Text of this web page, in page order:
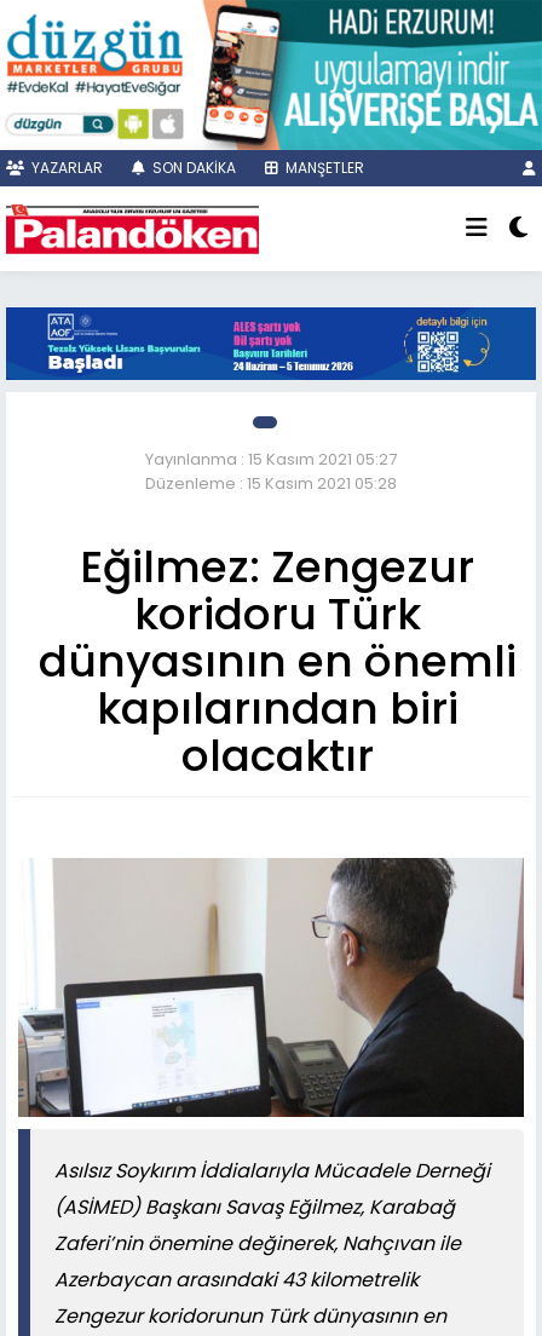
YAZARLAR SON DAKİKA MANŞETLER
Yayınlanma : 15 Kasım 2021 05:27
Düzenleme : 15 Kasım 2021 05:28
Eğilmez: Zengezur
koridoru Türk
dünyasının en önemli
kapılarından biri
olacaktır
Asılsız Soykırım İddialarıyla Mücadele Derneği
(ASİMED) Başkanı Savaş Eğilmez, Karabağ
Zaferi’nin önemine değinerek, Nahçıvan ile
Azerbaycan arasındaki 43 kilometrelik
Zengezur koridorunun Türk dünyasının en